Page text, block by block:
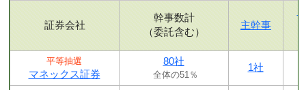
証券会社
幹事数計
（委託含む）
主幹事
平等抽選
マネックス証券
80社
全体の51％
1社